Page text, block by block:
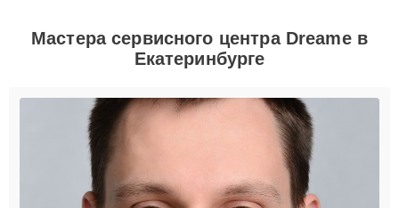
Мастера сервисного центра Dreame в
Екатеринбурге